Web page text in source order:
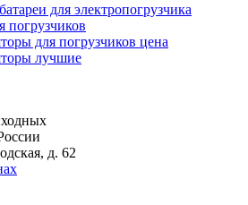
для электропогрузчика
погрузчиков
для погрузчиков цена
лучшие
д. 62